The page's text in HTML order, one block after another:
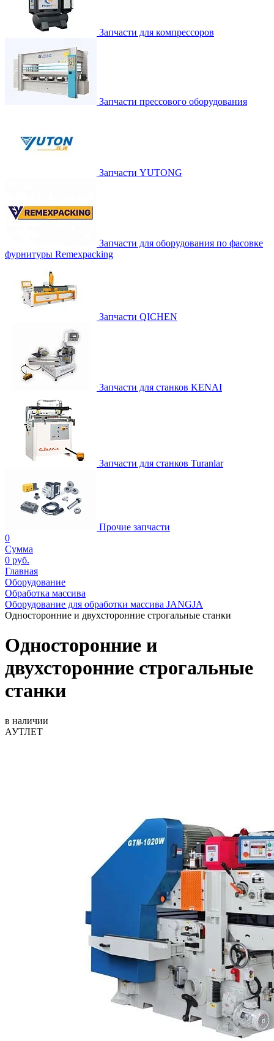
Запчасти для компрессоров
Запчасти прессового оборудования
Запчасти YUTONG
Запчасти для оборудования по фасовке
фурнитуры Remexpacking
Запчасти QICHEN
Запчасти для станков KENAI
Запчасти для станков Turanlar
Прочие запчасти
0
Сумма
0 руб.
Главная
Оборудование
Обработка массива
Оборудование для обработки массива JANGJA
Односторонние и двухсторонние строгальные станки
Односторонние и
двухсторонние строгальные
станки
в наличии
АУТЛЕТ